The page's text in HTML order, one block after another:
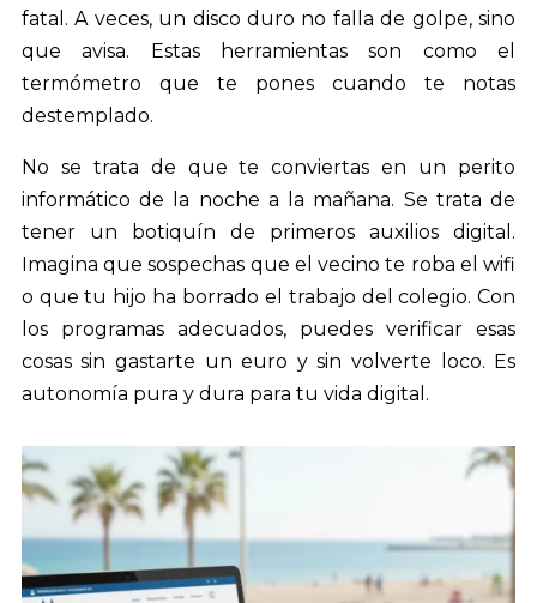
fatal. A veces, un disco duro no falla de golpe, sino
que avisa. Estas herramientas son como el
termómetro que te pones cuando te notas
destemplado.
No se trata de que te conviertas en un perito
informático de la noche a la mañana. Se trata de
tener un botiquín de primeros auxilios digital.
Imagina que sospechas que el vecino te roba el wifi
o que tu hijo ha borrado el trabajo del colegio. Con
los programas adecuados, puedes verificar esas
cosas sin gastarte un euro y sin volverte loco. Es
autonomía pura y dura para tu vida digital.